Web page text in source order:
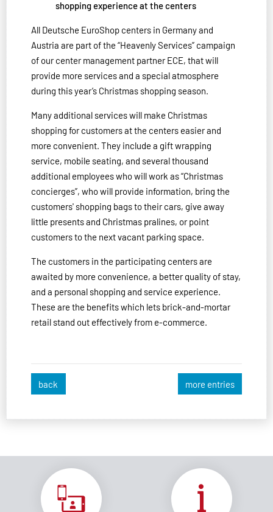
shopping experience at the centers
All Deutsche EuroShop centers in Germany and
Austria are part of the “Heavenly Services” campaign
of our center management partner ECE, that will
provide more services and a special atmosphere
during this year’s Christmas shopping season.
Many additional services will make Christmas
shopping for customers at the centers easier and
more convenient. They include a gift wrapping
service, mobile seating, and several thousand
additional employees who will work as “Christmas
concierges”, who will provide information, bring the
customers' shopping bags to their cars, give away
little presents and Christmas pralines, or point
customers to the next vacant parking space.
The customers in the participating centers are
awaited by more convenience, a better quality of stay,
and a personal shopping and service experience.
These are the benefits which lets brick-and-mortar
retail stand out effectively from e-commerce.
back more entries